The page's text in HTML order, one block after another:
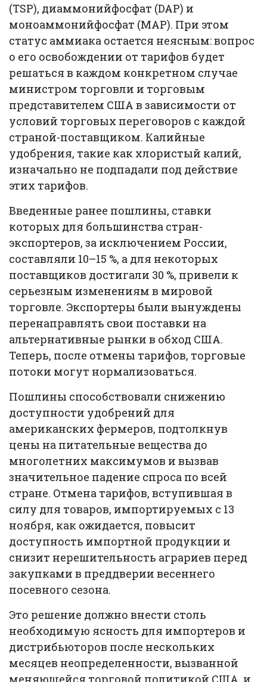
(TSP), диаммонийфосфат (DAP) и
моноаммонийфосфат (MAP). При этом
статус аммиака остается неясным: вопрос
о его освобождении от тарифов будет
решаться в каждом конкретном случае
министром торговли и торговым
представителем США в зависимости от
условий торговых переговоров с каждой
страной-поставщиком. Калийные
удобрения, такие как хлористый калий,
изначально не подпадали под действие
этих тарифов.
Введенные ранее пошлины, ставки
которых для большинства стран-
экспортеров, за исключением России,
составляли 10–15 %, а для некоторых
поставщиков достигали 30 %, привели к
серьезным изменениям в мировой
торговле. Экспортеры были вынуждены
перенаправлять свои поставки на
альтернативные рынки в обход США.
Теперь, после отмены тарифов, торговые
потоки могут нормализоваться.
Пошлины способствовали снижению
доступности удобрений для
американских фермеров, подтолкнув
цены на питательные вещества до
многолетних максимумов и вызвав
значительное падение спроса по всей
стране. Отмена тарифов, вступившая в
силу для товаров, импортируемых с 13
ноября, как ожидается, повысит
доступность импортной продукции и
снизит нерешительность аграриев перед
закупками в преддверии весеннего
посевного сезона.
Это решение должно внести столь
необходимую ясность для импортеров и
дистрибьюторов после нескольких
месяцев неопределенности, вызванной
меняющейся торговой политикой США, и